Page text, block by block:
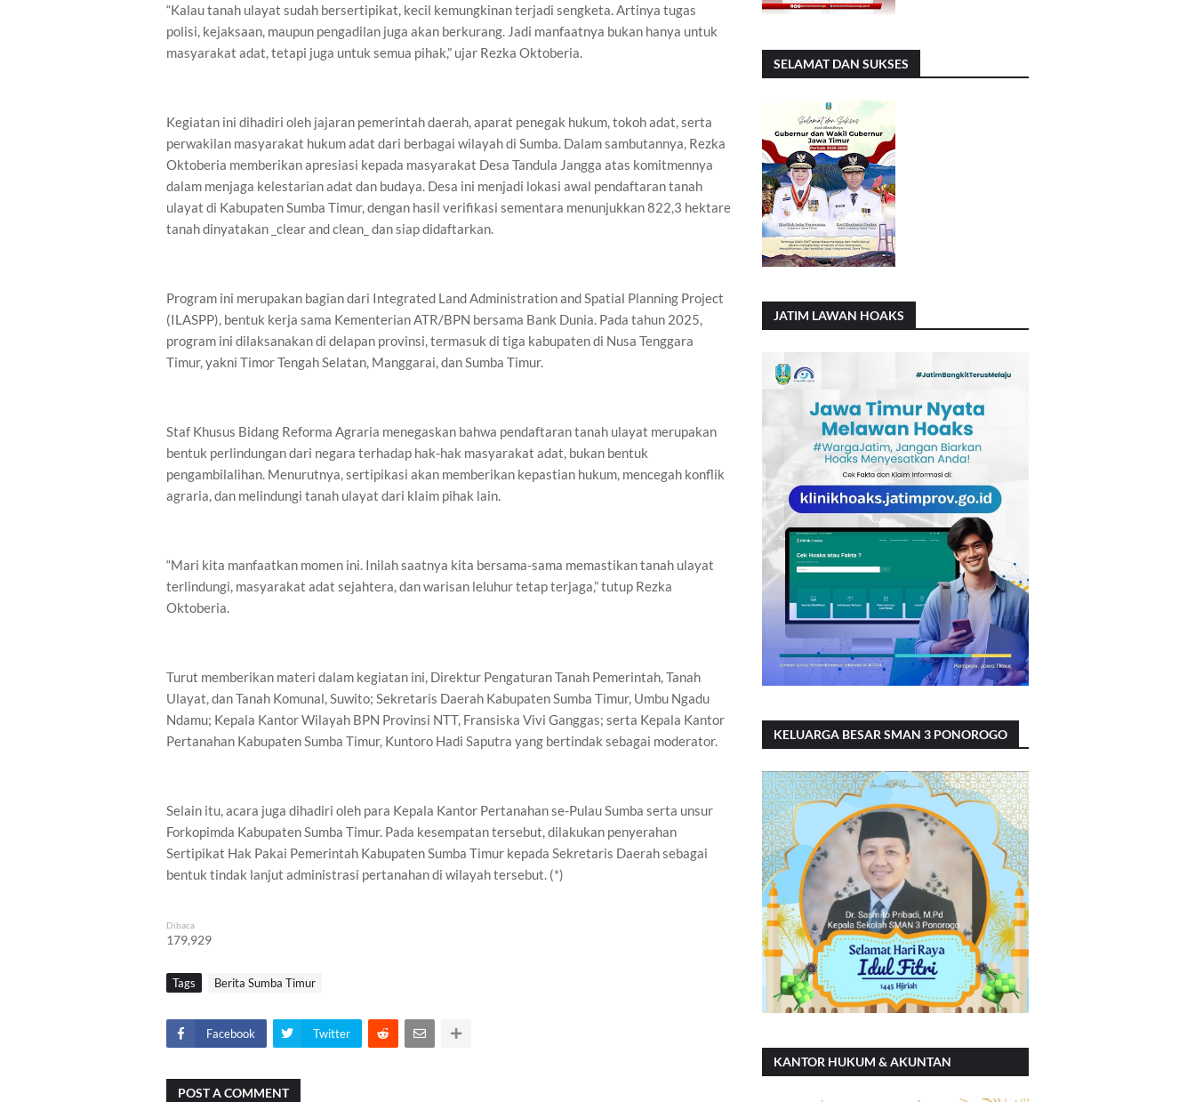
“Kalau tanah ulayat sudah bersertipikat, kecil kemungkinan terjadi sengketa. Artinya tugas
polisi, kejaksaan, maupun pengadilan juga akan berkurang. Jadi manfaatnya bukan hanya untuk
masyarakat adat, tetapi juga untuk semua pihak,” ujar Rezka Oktoberia.
Kegiatan ini dihadiri oleh jajaran pemerintah daerah, aparat penegak hukum, tokoh adat, serta
perwakilan masyarakat hukum adat dari berbagai wilayah di Sumba. Dalam sambutannya, Rezka
Oktoberia memberikan apresiasi kepada masyarakat Desa Tandula Jangga atas komitmennya
dalam menjaga kelestarian adat dan budaya. Desa ini menjadi lokasi awal pendaftaran tanah
ulayat di Kabupaten Sumba Timur, dengan hasil verifikasi sementara menunjukkan 822,3 hektare
tanah dinyatakan _clear and clean_ dan siap didaftarkan.
Program ini merupakan bagian dari Integrated Land Administration and Spatial Planning Project
(ILASPP), bentuk kerja sama Kementerian ATR/BPN bersama Bank Dunia. Pada tahun 2025,
program ini dilaksanakan di delapan provinsi, termasuk di tiga kabupaten di Nusa Tenggara
Timur, yakni Timor Tengah Selatan, Manggarai, dan Sumba Timur.
Staf Khusus Bidang Reforma Agraria menegaskan bahwa pendaftaran tanah ulayat merupakan
bentuk perlindungan dari negara terhadap hak-hak masyarakat adat, bukan bentuk
pengambilalihan. Menurutnya, sertipikasi akan memberikan kepastian hukum, mencegah konflik
agraria, dan melindungi tanah ulayat dari klaim pihak lain.
“Mari kita manfaatkan momen ini. Inilah saatnya kita bersama-sama memastikan tanah ulayat
terlindungi, masyarakat adat sejahtera, dan warisan leluhur tetap terjaga,” tutup Rezka
Oktoberia.
Turut memberikan materi dalam kegiatan ini, Direktur Pengaturan Tanah Pemerintah, Tanah
Ulayat, dan Tanah Komunal, Suwito; Sekretaris Daerah Kabupaten Sumba Timur, Umbu Ngadu
Ndamu; Kepala Kantor Wilayah BPN Provinsi NTT, Fransiska Vivi Ganggas; serta Kepala Kantor
Pertanahan Kabupaten Sumba Timur, Kuntoro Hadi Saputra yang bertindak sebagai moderator.
Selain itu, acara juga dihadiri oleh para Kepala Kantor Pertanahan se-Pulau Sumba serta unsur
Forkopimda Kabupaten Sumba Timur. Pada kesempatan tersebut, dilakukan penyerahan
Sertipikat Hak Pakai Pemerintah Kabupaten Sumba Timur kepada Sekretaris Daerah sebagai
bentuk tindak lanjut administrasi pertanahan di wilayah tersebut. (*)
Dibaca
179,929
Tags Berita Sumba Timur
Facebook Twitter
POST A COMMENT
SELAMAT DAN SUKSES
JATIM LAWAN HOAKS
KELUARGA BESAR SMAN 3 PONOROGO
KANTOR HUKUM & AKUNTAN